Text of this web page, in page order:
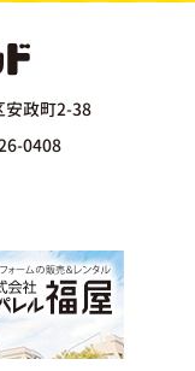
安政町2-38
0408